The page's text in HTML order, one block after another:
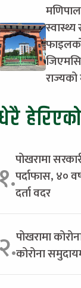
हेरिएको
पोखरामा
पर्दाफास, ४०
दर्ता वदर
२.पोखरामा
कोरोना